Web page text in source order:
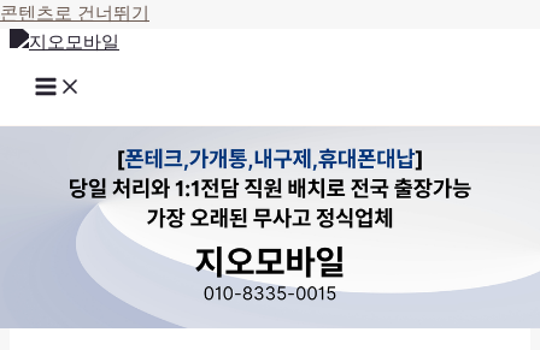
콘텐츠로 건너뛰기